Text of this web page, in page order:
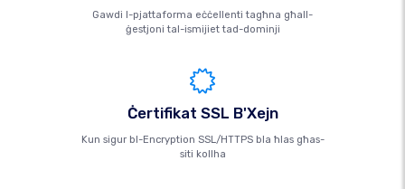
Gawdi l-pjattaforma eċċellenti tagħna għall-
ġestjoni tal-ismijiet tad-dominji
Ċertifikat SSL B'Xejn
Kun sigur bl-Encryption SSL/HTTPS bla ħlas għas-
siti kollha